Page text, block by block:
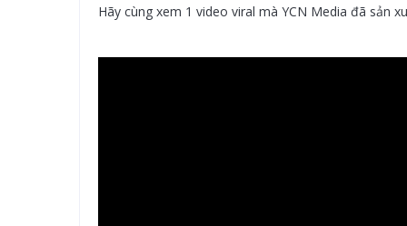
Hãy cùng xem 1 video viral mà YCN Media đã sản